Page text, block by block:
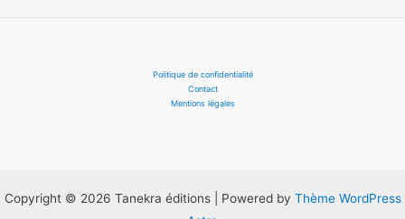
Politique de confidentialité
Contact
Mentions légales
Copyright © 2026 Tanekra éditions | Powered by Thème WordPress